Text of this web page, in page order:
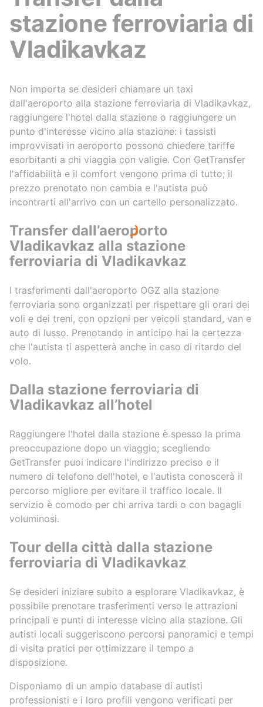
stazione ferroviaria di
Vladikavkaz
Non importa se desideri chiamare un taxi
dall'aeroporto alla stazione ferroviaria di Vladikavkaz,
raggiungere l'hotel dalla stazione o raggiungere un
punto d'interesse vicino alla stazione: i tassisti
improvvisati in aeroporto possono chiedere tariffe
esorbitanti a chi viaggia con valigie. Con GetTransfer
l'affidabilità e il comfort vengono prima di tutto; il
prezzo prenotato non cambia e l'autista può
incontrarti all'arrivo con un cartello personalizzato.
Transfer dall’aeroporto
Vladikavkaz alla stazione
ferroviaria di Vladikavkaz
I trasferimenti dall'aeroporto OGZ alla stazione
ferroviaria sono organizzati per rispettare gli orari dei
voli e dei treni, con opzioni per veicoli standard, van e
auto di lusso. Prenotando in anticipo hai la certezza
che l'autista ti aspetterà anche in caso di ritardo del
volo.
Dalla stazione ferroviaria di
Vladikavkaz all’hotel
Raggiungere l'hotel dalla stazione è spesso la prima
preoccupazione dopo un viaggio; scegliendo
GetTransfer puoi indicare l'indirizzo preciso e il
numero di telefono dell'hotel, e l'autista conoscerà il
percorso migliore per evitare il traffico locale. Il
servizio è comodo per chi arriva tardi o con bagagli
voluminosi.
Tour della città dalla stazione
ferroviaria di Vladikavkaz
Se desideri iniziare subito a esplorare Vladikavkaz, è
possibile prenotare trasferimenti verso le attrazioni
principali e punti di interesse vicino alla stazione. Gli
autisti locali suggeriscono percorsi panoramici e tempi
di visita pratici per ottimizzare il tempo a
disposizione.
Disponiamo di un ampio database di autisti
professionisti e i loro profili vengono verificati per